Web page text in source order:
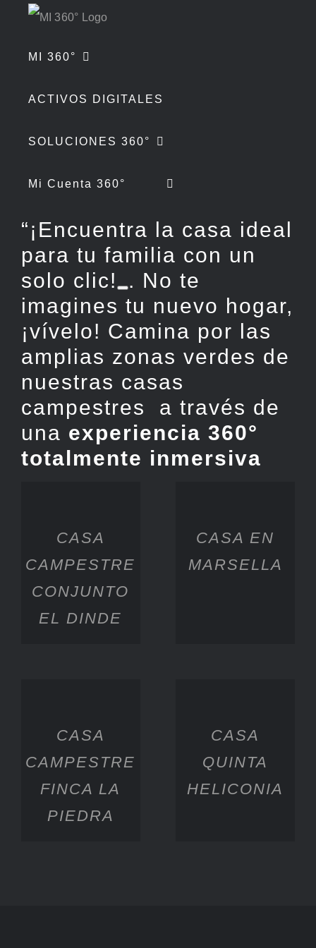
MI 360°
ACTIVOS DIGITALES
SOLUCIONES 360°
Mi Cuenta 360°
“¡Encuentra la casa ideal
para tu familia con un
solo clic!
. No te
imagines tu nuevo hogar,
¡vívelo! Camina por las
amplias zonas verdes de
nuestras casas
campestres a través de
una experiencia 360°
totalmente inmersiva
CASA
CAMPESTRE
CONJUNTO
EL DINDE
CASA EN
MARSELLA
CASA
CAMPESTRE
FINCA LA
PIEDRA
CASA
QUINTA
HELICONIA